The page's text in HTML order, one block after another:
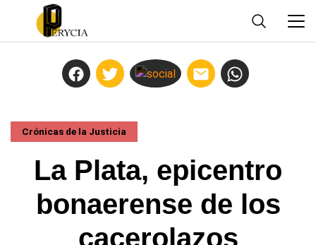
Crónicas de la Justicia
La Plata, epicentro
bonaerense de los
cacerolazos